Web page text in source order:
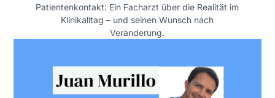
Patientenkontakt: Ein Facharzt über die Realität im
Klinikalltag – und seinen Wunsch nach
Veränderung.